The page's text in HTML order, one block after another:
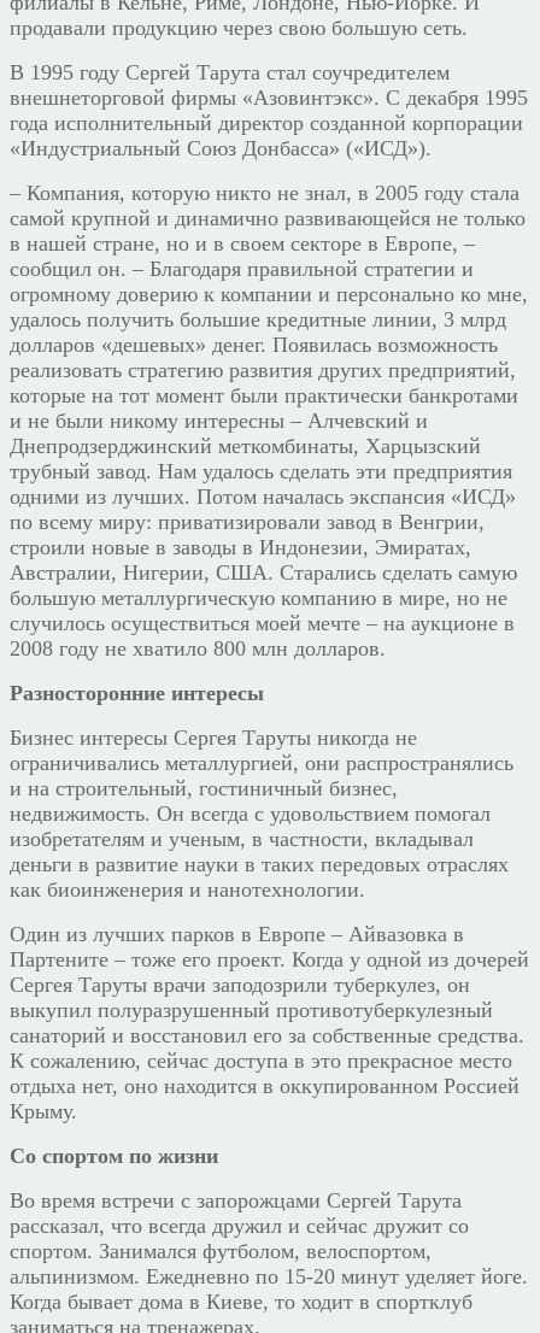
продавали продукцию через свою большую сеть.
В 1995 году Сергей Тарута стал соучредителем
внешнеторговой фирмы «Азовинтэкс». С декабря 1995
года исполнительный директор созданной корпорации
«Индустриальный Союз Донбасса» («ИСД»).
– Компания, которую никто не знал, в 2005 году стала
самой крупной и динамично развивающейся не только
в нашей стране, но и в своем секторе в Европе, –
сообщил он. – Благодаря правильной стратегии и
огромному доверию к компании и персонально ко мне,
удалось получить большие кредитные линии, 3 млрд
долларов «дешевых» денег. Появилась возможность
реализовать стратегию развития других предприятий,
которые на тот момент были практически банкротами
и не были никому интересны – Алчевский и
Днепродзерджинский меткомбинаты, Харцызский
трубный завод. Нам удалось сделать эти предприятия
одними из лучших. Потом началась экспансия «ИСД»
по всему миру: приватизировали завод в Венгрии,
строили новые в заводы в Индонезии, Эмиратах,
Австралии, Нигерии, США. Старались сделать самую
большую металлургическую компанию в мире, но не
случилось осуществиться моей мечте – на аукционе в
2008 году не хватило 800 млн долларов.
Разносторонние интересы
Бизнес интересы Сергея Таруты никогда не
ограничивались металлургией, они распространялись
и на строительный, гостиничный бизнес,
недвижимость. Он всегда с удовольствием помогал
изобретателям и ученым, в частности, вкладывал
деньги в развитие науки в таких передовых отраслях
как биоинженерия и нанотехнологии.
Один из лучших парков в Европе – Айвазовка в
Партените – тоже его проект. Когда у одной из дочерей
Сергея Таруты врачи заподозрили туберкулез, он
выкупил полуразрушенный противотуберкулезный
санаторий и восстановил его за собственные средства.
К сожалению, сейчас доступа в это прекрасное место
отдыха нет, оно находится в оккупированном Россией
Крыму.
Со спортом по жизни
Во время встречи с запорожцами Сергей Тарута
рассказал, что всегда дружил и сейчас дружит со
спортом. Занимался футболом, велоспортом,
альпинизмом. Ежедневно по 15-20 минут уделяет йоге.
Когда бывает дома в Киеве, то ходит в спортклуб
заниматься на тренажерах.